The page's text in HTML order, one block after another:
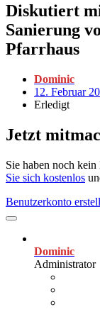
Diskutiert
Sanierung
Pfarrhaus
Dominic
12. Februar
Erledigt
Jetzt
Sie haben noch
Sie sich kostenlos
Benutzerkonto
Dominic
Administrator